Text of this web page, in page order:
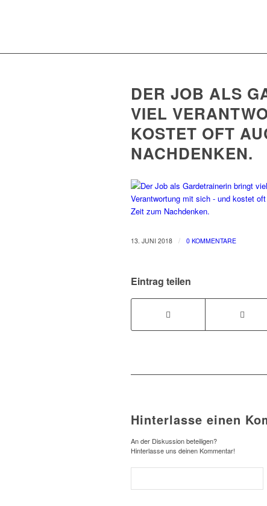
DER JOB ALS
VIEL
KOSTET OFT
NACHDENKEN.
13. JUNI 2018 / 0 KOMMENTARE
Eintrag teilen
Hinterlasse einen
An der Diskussion beteiligen?
Hinterlasse uns deinen Kommentar!